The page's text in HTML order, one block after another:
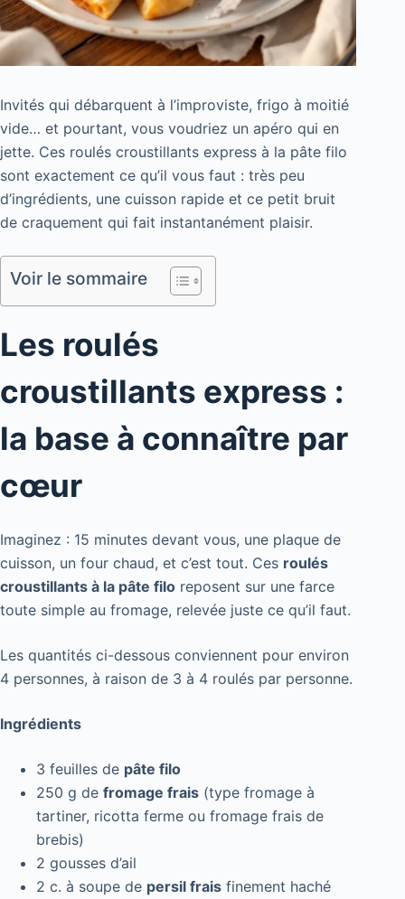
Invités qui débarquent à l’improviste, frigo à moitié
vide… et pourtant, vous voudriez un apéro qui en
jette. Ces roulés croustillants express à la pâte filo
sont exactement ce qu’il vous faut : très peu
d’ingrédients, une cuisson rapide et ce petit bruit
de craquement qui fait instantanément plaisir.
Voir le sommaire
Les roulés
croustillants express :
la base à connaître par
cœur
Imaginez : 15 minutes devant vous, une plaque de
cuisson, un four chaud, et c’est tout. Ces roulés
croustillants à la pâte filo reposent sur une farce
toute simple au fromage, relevée juste ce qu’il faut.
Les quantités ci-dessous conviennent pour environ
4 personnes, à raison de 3 à 4 roulés par personne.
Ingrédients
3 feuilles de pâte filo
250 g de fromage frais (type fromage à
tartiner, ricotta ferme ou fromage frais de
brebis)
2 gousses d’ail
2 c. à soupe de persil frais finement haché